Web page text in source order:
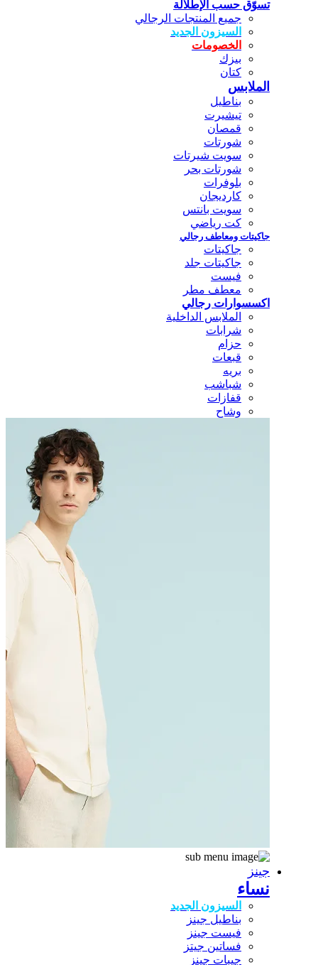
تسوّق حسب الإطلالة
جميع المنتجات الرجالي
السيزون الجديد
الخصومات
بيزك
كتان
الملابس
بناطيل
تيشيرت
قمصان
شورتات
سويت شيرتات
شورتات بحر
بلوفرات
كارديجان
سويت بانتس
كت رياضي
جاكيتات ومعاطف رجالي
جاكيتات
جاكيتات جلد
فيست
معطف مطر
اكسسوارات رجالي
الملابس الداخلية
شرابات
حزام
قبعات
بريه
شباشب
قفازات
وشاح
جينز
نساء
السيزون الجديد
بناطيل جينز
فيست جينز
فساتين جيتز
جيبات جينز